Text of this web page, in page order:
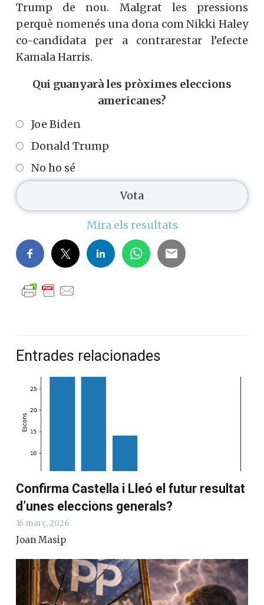
Trump de nou. Malgrat les pressions
perquè nomenés una dona com Nikki Haley
co-candidata per a contrarestar l’efecte
Kamala Harris.
Qui guanyarà les pròximes eleccions
americanes?
Joe Biden
Donald Trump
No ho sé
Mira els resultats
Entrades relacionades
Confirma Castella i Lleó el futur resultat
d’unes eleccions generals?
16 març, 2026
Joan Masip